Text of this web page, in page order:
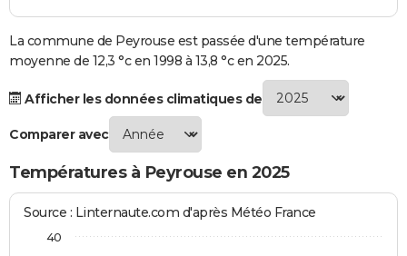
S'inscrire
Se connecter
Lycées
Collèges
Primaires
Universités
Entreprises
Service militaire
Avis de recherche
AVIS DE DÉCÈS
La commune de Peyrouse est passée d'une température
moyenne de 12,3 °c en 1998 à 13,8 °c en 2025.
Afficher les données climatiques de
Comparer avec
Températures à Peyrouse en 2025
Source : Linternaute.com d'après Météo France
40